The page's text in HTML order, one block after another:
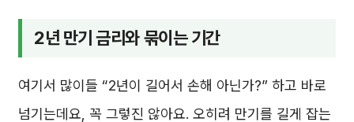
2년 만기 금리와 묶이는 기간
여기서 많이들 “2년이 길어서 손해 아닌가?” 하고 바로
넘기는데요, 꼭 그렇진 않아요. 오히려 만기를 길게 잡는